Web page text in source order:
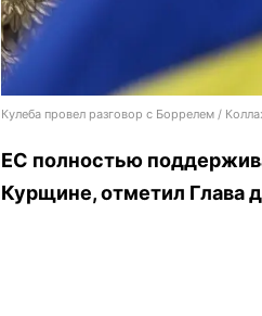
Кулеба провел разговор с Боррелем /
ЕС полностью
Курщине, отметил Глава